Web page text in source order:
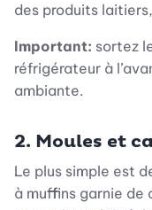
des produits
Important: sortez
réfrigérateur à
ambiante.
2. Moules et
Le plus simple est
à muffins garnie de